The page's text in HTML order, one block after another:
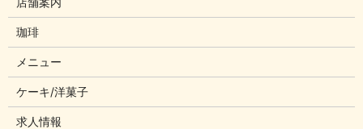
珈琲
メニュー
ケーキ/洋菓子
求人情報